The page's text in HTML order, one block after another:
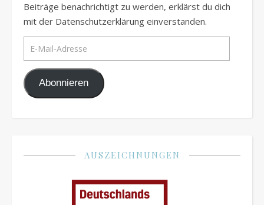
Beiträge benachrichtigt zu werden, erklärst du dich
mit der Datenschutzerklärung einverstanden.
E-Mail-Adresse
Abonnieren
AUSZEICHNUNGEN